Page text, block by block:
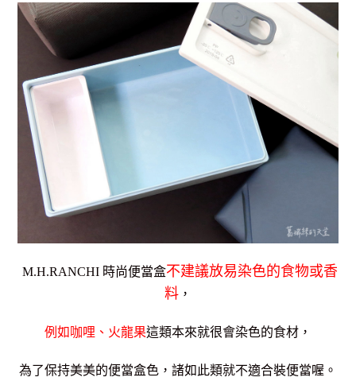
M.H.RANCHI 時尚便當盒不建議放易染色的食物或香
料 ，
例如咖哩、火龍果這類本來就很會染色的食材，
為了保持美美的便當盒色，諸如此類就不適合裝便當喔。